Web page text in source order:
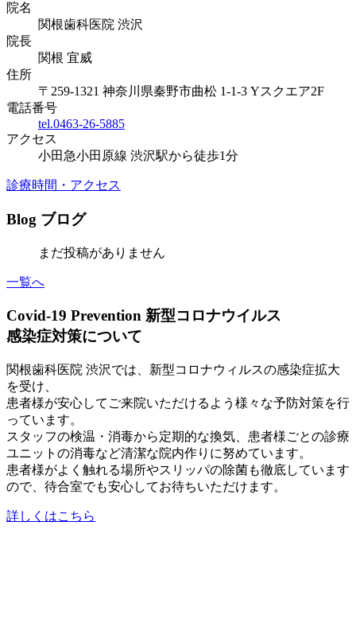
院名
関根歯科医院 渋沢
院長
関根 宜威
住所
〒259-1321 神奈川県秦野市曲松 1-1-3 Yスクエア2F
電話番号
tel.0463-26-5885
アクセス
小田急小田原線 渋沢駅から徒歩1分
診療時間・アクセス
Blog ブログ
まだ投稿がありません
一覧へ
Covid-19 Prevention 新型コロナウイルス
感染症対策について
関根歯科医院 渋沢では、新型コロナウィルスの感染症拡大
を受け、
患者様が安心してご来院いただけるよう様々な予防対策を行
っています。
スタッフの検温・消毒から定期的な換気、患者様ごとの診療
ユニットの消毒など清潔な院内作りに努めています。
患者様がよく触れる場所やスリッパの除菌も徹底しています
ので、待合室でも安心してお待ちいただけます。
詳しくはこちら